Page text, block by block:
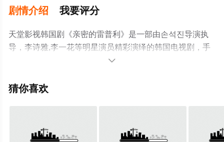
剧情介绍 我要评分
天堂影视韩国剧《亲密的雷普利》是一部由손석진导演执
导，李诗雅,李一花等明星演员精彩演绎的韩国电视剧，手
机免费观看高清无删减完整版电视剧全集就上天堂电影
等平台了解。

猜你喜欢